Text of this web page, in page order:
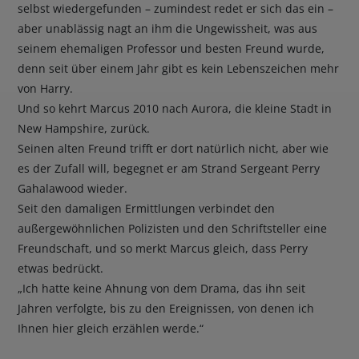
selbst wiedergefunden – zumindest redet er sich das ein –
aber unablässig nagt an ihm die Ungewissheit, was aus
seinem ehemaligen Professor und besten Freund wurde,
denn seit über einem Jahr gibt es kein Lebenszeichen mehr
von Harry.
Und so kehrt Marcus 2010 nach Aurora, die kleine Stadt in
New Hampshire, zurück.
Seinen alten Freund trifft er dort natürlich nicht, aber wie
es der Zufall will, begegnet er am Strand Sergeant Perry
Gahalawood wieder.
Seit den damaligen Ermittlungen verbindet den
außergewöhnlichen Polizisten und den Schriftsteller eine
Freundschaft, und so merkt Marcus gleich, dass Perry
etwas bedrückt.
„Ich hatte keine Ahnung von dem Drama, das ihn seit
Jahren verfolgte, bis zu den Ereignissen, von denen ich
Ihnen hier gleich erzählen werde.“